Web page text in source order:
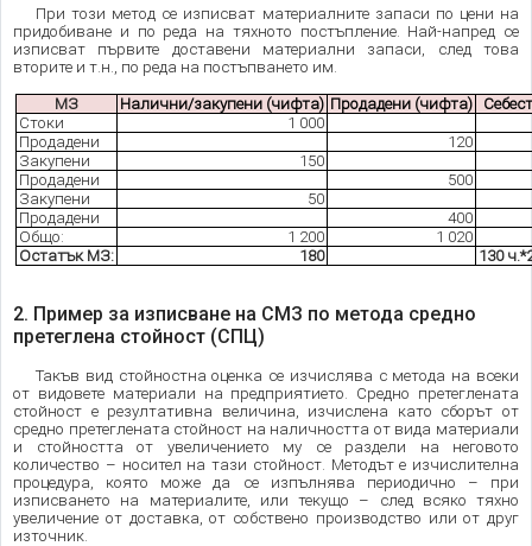
При този метод се изписват материалните запаси по цени на
придобиване и по реда на тяхното постъпление. Най-напред се
изписват първите доставени материални запаси, след това
вторите и т.н., по реда на постъпването им.
МЗ Налични/закупени (чифта) Продадени (чифта)
Стоки
1 000
Продадени
120
Закупени
150
Продадени
500
Закупени
50
Продадени
400
Общо:
1 200
1 020
Остатък МЗ:
180 130
2. Пример за изписване на СМЗ по метода средно
претеглена стойност (СПЦ)
Такъв вид стойностна оценка се изчислява с метода на всеки
от видовете материали на предприятието. Средно претеглената
стойност е резултативна величина, изчислена като сборът от
средно претеглената стойност на наличността от вида материали
и стойността от увеличението му се раздели на неговото
количество – носител на тази стойност. Методът е изчислителна
процедура, която може да се изпълнява периодично – при
изписването на материалите, или текущо – след всяко тяхно
увеличение от доставка, от собствено производство или от друг
източник.